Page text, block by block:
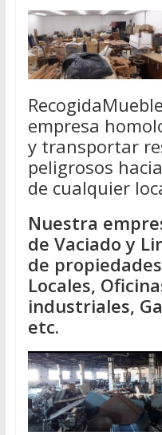
empresa
y transportar
peligrosos
de cualquier
Nuestra
de Vaciado y
de
Locales,
industriales,
etc.